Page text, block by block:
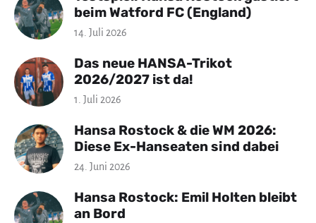
beim Watford FC (England)
14. Juli 2026
Das neue HANSA-Trikot
2026/2027 ist da!
1. Juli 2026
Hansa Rostock & die WM 2026:
Diese Ex-Hanseaten sind dabei
24. Juni 2026
Hansa Rostock: Emil Holten bleibt
an Bord